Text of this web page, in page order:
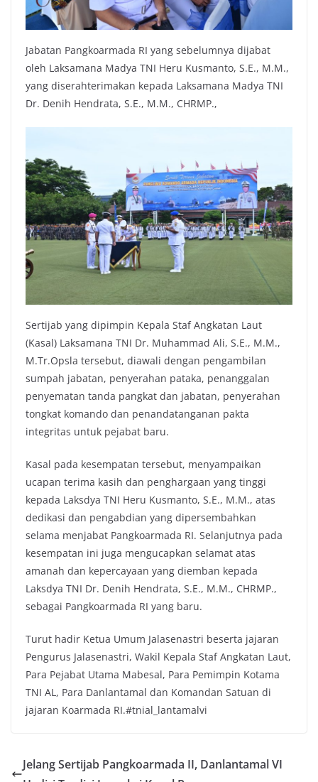
Jabatan Pangkoarmada RI yang sebelumnya dijabat
oleh Laksamana Madya TNI Heru Kusmanto, S.E., M.M.,
yang diserahterimakan kepada Laksamana Madya TNI
Dr. Denih Hendrata, S.E., M.M., CHRMP.,
Sertijab yang dipimpin Kepala Staf Angkatan Laut
(Kasal) Laksamana TNI Dr. Muhammad Ali, S.E., M.M.,
M.Tr.Opsla tersebut, diawali dengan pengambilan
sumpah jabatan, penyerahan pataka, penanggalan
penyematan tanda pangkat dan jabatan, penyerahan
tongkat komando dan penandatanganan pakta
integritas untuk pejabat baru.
Kasal pada kesempatan tersebut, menyampaikan
ucapan terima kasih dan penghargaan yang tinggi
kepada Laksdya TNI Heru Kusmanto, S.E., M.M., atas
dedikasi dan pengabdian yang dipersembahkan
selama menjabat Pangkoarmada RI. Selanjutnya pada
kesempatan ini juga mengucapkan selamat atas
amanah dan kepercayaan yang diemban kepada
Laksdya TNI Dr. Denih Hendrata, S.E., M.M., CHRMP.,
sebagai Pangkoarmada RI yang baru.
Turut hadir Ketua Umum Jalasenastri beserta jajaran
Pengurus Jalasenastri, Wakil Kepala Staf Angkatan Laut,
Para Pejabat Utama Mabesal, Para Pemimpin Kotama
TNI AL, Para Danlantamal dan Komandan Satuan di
jajaran Koarmada RI.#tnial_lantamalvi
Jelang Sertijab Pangkoarmada II, Danlantamal VI